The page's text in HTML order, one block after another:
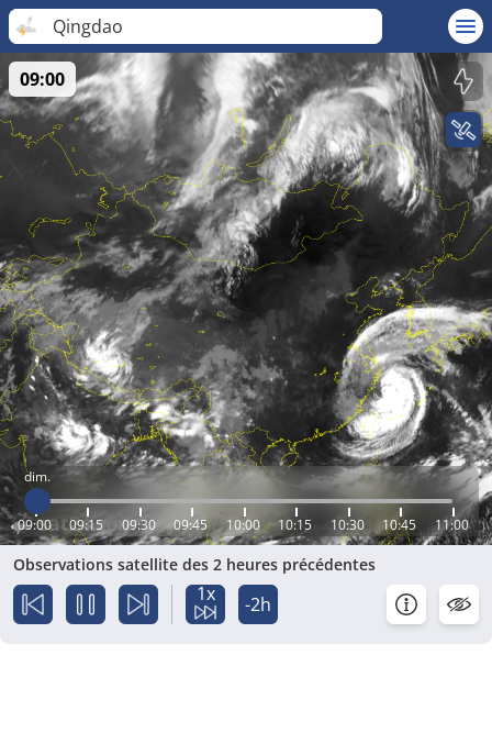
Qingdao
dim.
09:00 09:15 09:30 09:45 10:00 10:15 10:30 10:45 11:00
09:00
Observations satellite des 2 heures précédentes
1x -2h